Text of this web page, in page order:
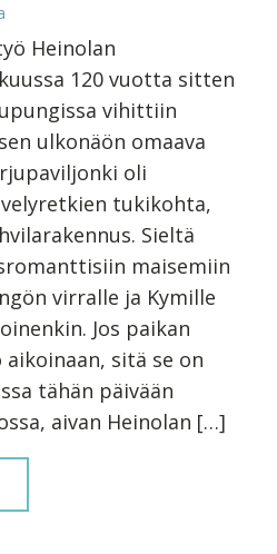
Heinolan
120 vuotta sitten
vihittiin
ulkonäön omaava
oli
tukikohta,
Sieltä
maisemiin
virralle ja Kymille
Jos paikan
sitä se on
tähän päivään
aivan Heinolan […]